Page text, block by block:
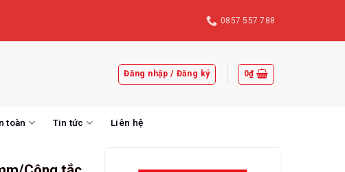
0857 557 788
Đăng nhập / Đăng ký 0₫
toàn Tin tức Liên hệ